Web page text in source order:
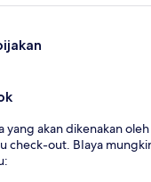
yang akan dikenakan
check-out. BIaya